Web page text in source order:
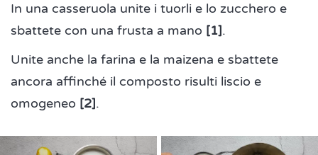
In una casseruola unite i tuorli e lo zucchero e
sbattete con una frusta a mano [1].
Unite anche la farina e la maizena e sbattete
ancora affinché il composto risulti liscio e
omogeneo [2].